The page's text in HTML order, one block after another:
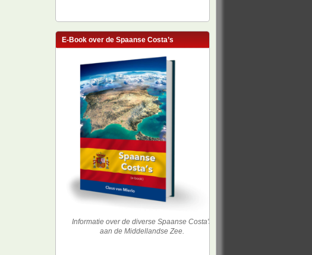
E-Book over de Spaanse Costa’s
Informatie over de diverse Spaanse Costa's
aan de Middellandse Zee.